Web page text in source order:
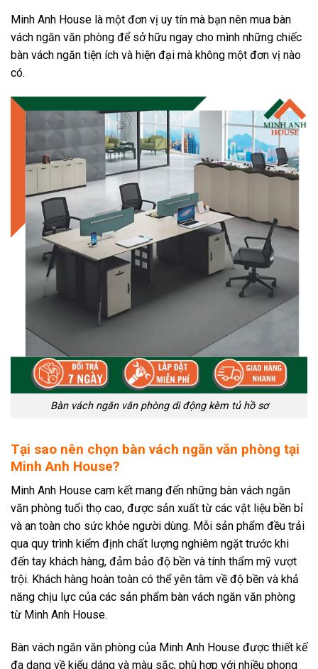
Minh Anh House là một đơn vị uy tín mà bạn nên mua bàn
vách ngăn văn phòng để sở hữu ngay cho mình những chiếc
bàn vách ngăn tiện ích và hiện đại mà không một đơn vị nào
có.
Bàn vách ngăn văn phòng di động kèm tủ hồ sơ
Tại sao nên chọn bàn vách ngăn văn phòng tại
Minh Anh House?
Minh Anh House cam kết mang đến những bàn vách ngăn
văn phòng tuổi thọ cao, được sản xuất từ các vật liệu bền bỉ
và an toàn cho sức khỏe người dùng. Mỗi sản phẩm đều trải
qua quy trình kiểm định chất lượng nghiêm ngặt trước khi
đến tay khách hàng, đảm bảo độ bền và tính thẩm mỹ vượt
trội. Khách hàng hoàn toàn có thể yên tâm về độ bền và khả
năng chịu lực của các sản phẩm bàn vách ngăn văn phòng
từ Minh Anh House.
Bàn vách ngăn văn phòng của Minh Anh House được thiết kế
đa dạng về kiểu dáng và màu sắc, phù hợp với nhiều phong